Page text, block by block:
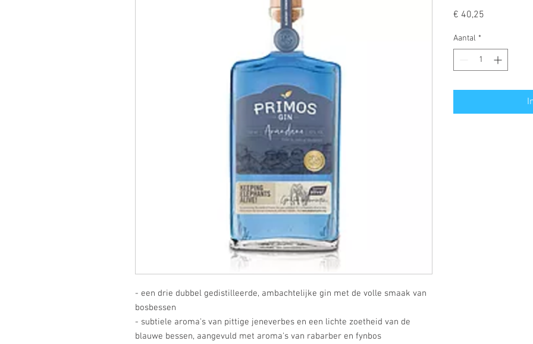
- een drie dubbel gedistilleerde, ambachtelijke gin met de volle smaak van
bosbessen
- subtiele aroma's van pittige jeneverbes en een lichte zoetheid van de
blauwe bessen, aangevuld met aroma's van rabarber en fynbos
€ 40,25
Aantal *